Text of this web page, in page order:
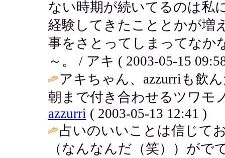
ない時期が続いてるのは私
経験してきたこととかが増
事をさとってしまってなか
～。 / アキ ( 2003-05-15
アキちゃん、azzurriも飲
朝まで付き合わせるツワモ
azzurri ( 2003-05-13 12:41 )
占いのいいことは信じて
（なんなんだ（笑））が